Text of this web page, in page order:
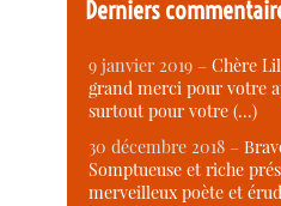
Derniers
9 janvier 2019 –Chère
grand merci pour votre
surtout pour votre (…)
30 décembre 2018 –
Somptueuse et riche
merveilleux poète et